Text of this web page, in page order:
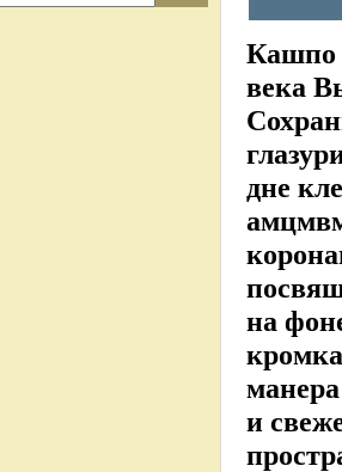
Кашпо
века
дне
на
и